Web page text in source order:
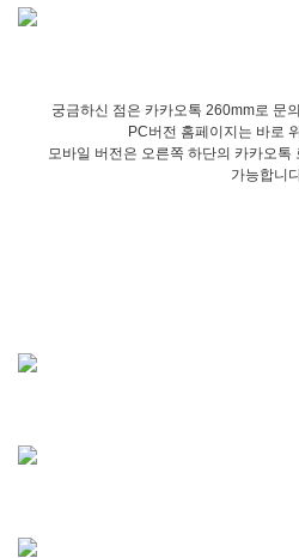
궁금하신 점은 카카오톡 260mm로 문
PC버전 홈페이지는 바로
모바일 버전은 오른쪽 하단의 카카오
가능합니